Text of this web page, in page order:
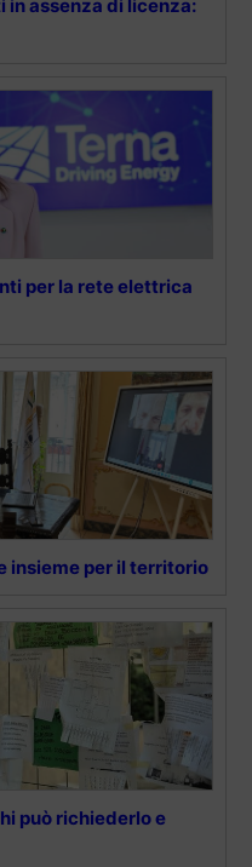
in assenza di licenza:
per la rete elettrica
insieme per il territorio
può richiederlo e